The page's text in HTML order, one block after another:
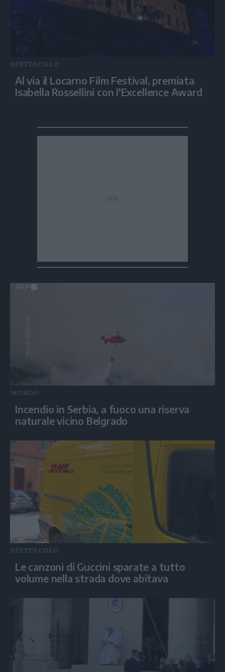
SPETTACOLO
Al via il Locarno Film Festival, premiata
Isabella Rossellini con l'Excellence Award
MONDO
Incendio in Serbia, a fuoco una riserva
naturale vicino Belgrado
SPETTACOLO
Le canzoni di Guccini sparate a tutto
volume nella strada dove abitava